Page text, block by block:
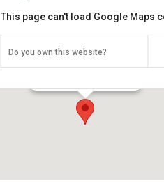
Ergolding
This page can't load Google Maps
Do you own this website?